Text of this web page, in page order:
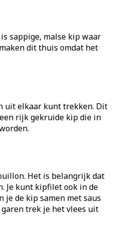
sappige, malse kip waar
dit thuis omdat het
uit elkaar kunt trekken. Dit
rijk gekruide kip die in
Het is belangrijk dat
Je kunt kipfilet ook in de
je de kip samen met saus
trek je het vlees uit